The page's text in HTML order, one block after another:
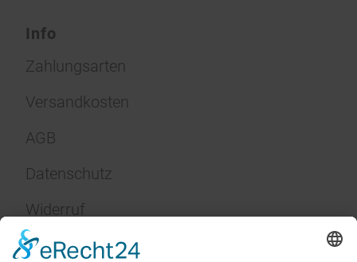
Info
Zahlungsarten
Versandkosten
AGB
Datenschutz
Widerruf
Impressum